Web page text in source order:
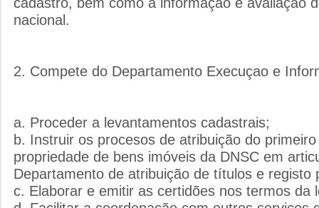
nacional.
2. Compete do Departamento Execuçao e
a. Proceder a levantamentos cadastrais;
b. Instruir os procesos de atribuição do
propriedade de bens imóveis da DNSC em
Departamento de atribuição de títulos e registo
c. Elaborar e emitir as certidões nos termos da